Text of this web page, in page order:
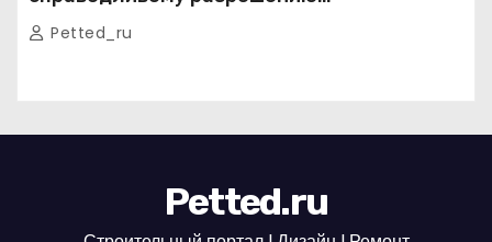
строительных споров
Petted_ru
Petted.ru